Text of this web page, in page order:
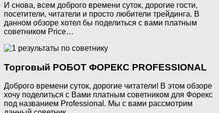
И снова, всем доброго времени суток, дорогие гости,
посетители, читатели и просто любители трейдинга. В
данном обзоре хотел бы поделиться с вами платным
советником Price…
Торговый РОБОТ ФОРЕКС PROFESSIONAL
Доброго времени суток, дорогие читатели! В этом обзоре
хочу поделиться с Вами платным советником для Форекс
под названием Professional. Мы с вами рассмотрим